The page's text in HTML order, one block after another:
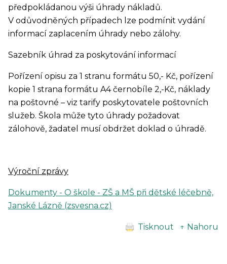
předpokládanou výši úhrady nákladů.
V odůvodněných případech lze podmínit vydání
informací zaplacením úhrady nebo zálohy.
Sazebník úhrad za poskytování informací
Pořízení opisu za 1 stranu formátu 50,- Kč, pořízení
kopie 1 strana formátu A4 černobíle 2,-Kč, náklady
na poštovné – viz tarify poskytovatele poštovních
služeb. Škola může tyto úhrady požadovat
zálohově, žadatel musí obdržet doklad o úhradě.
Výroční zprávy
Dokumenty - O škole - ZŠ a MŠ při dětské léčebně,
Janské Lázně (zsvesna.cz)
Tisknout ↑ Nahoru